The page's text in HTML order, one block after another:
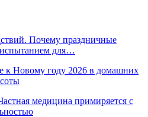
Почему праздничные
испытанием для…
к Новому году 2026 в домашних
медицина примиряется с